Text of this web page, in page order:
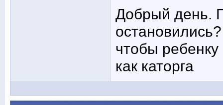
Добрый день.
чтобы
как каторга